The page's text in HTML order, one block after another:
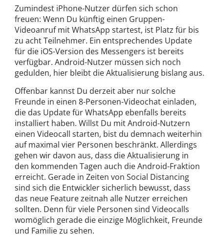
Zumindest iPhone-Nutzer dürfen sich schon
freuen: Wenn Du künftig einen Gruppen-
Videoanruf mit WhatsApp startest, ist Platz für bis
zu acht Teilnehmer. Ein entsprechendes Update
für die iOS-Version des Messengers ist bereits
verfügbar. Android-Nutzer müssen sich noch
gedulden, hier bleibt die Aktualisierung bislang aus.
Offenbar kannst Du derzeit aber nur solche
Freunde in einen 8-Personen-Videochat einladen,
die das Update für WhatsApp ebenfalls bereits
installiert haben. Willst Du mit Android-Nutzern
einen Videocall starten, bist du demnach weiterhin
auf maximal vier Personen beschränkt. Allerdings
gehen wir davon aus, dass die Aktualisierung in
den kommenden Tagen auch die Android-Fraktion
erreicht. Gerade in Zeiten von Social Distancing
sind sich die Entwickler sicherlich bewusst, dass
das neue Feature zeitnah alle Nutzer erreichen
sollten. Denn für viele Personen sind Videocalls
womöglich gerade die einzige Möglichkeit, Freunde
und Familie zu sehen.